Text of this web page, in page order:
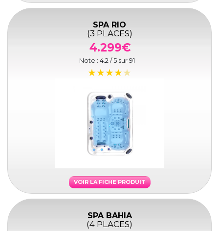
SPA RIO
(3 PLACES)
4.299€
Note : 4.2 / 5 sur91
VOIR LA FICHE PRODUIT
SPA BAHIA
(4 PLACES)